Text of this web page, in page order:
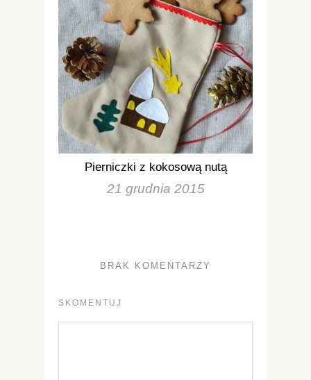
Pierniczki z kokosową nutą
21 grudnia 2015
BRAK KOMENTARZY
SKOMENTUJ